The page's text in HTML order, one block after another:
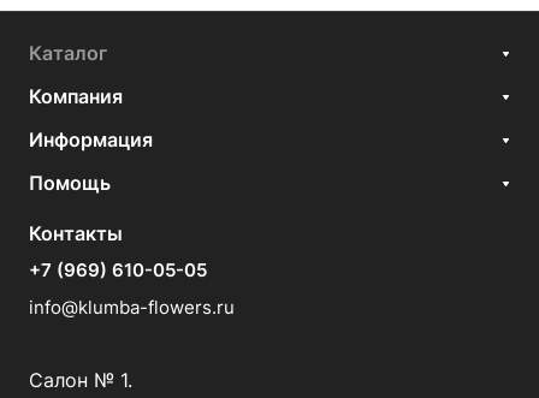
Каталог
Компания
Информация
Помощь
Контакты
+7 (969) 610-05-05
info@klumba-flowers.ru
Салон № 1.